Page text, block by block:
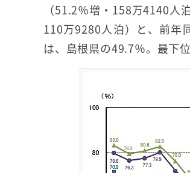
（51.2％増・158万4140人
110万9280人泊）と、前年
は、島根県の49.7％。最下